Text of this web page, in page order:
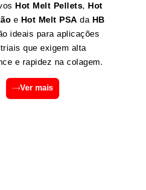
Hot Melt Pellets, Hot
e Hot Melt PSA da HB
ideais para aplicações
que exigem alta
e rapidez na colagem.
Ver mais